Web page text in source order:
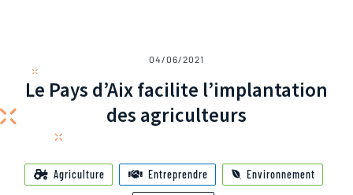
04/06/2021
Le Pays d’Aix facilite l’implantation
des agriculteurs
Agriculture Entreprendre Environnement